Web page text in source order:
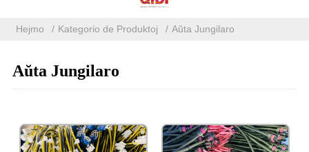
Hejmo Kategorio de Produktoj Aŭta Jungilaro
Aŭta Jungilaro